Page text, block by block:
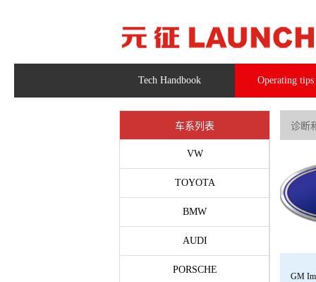
Tech Handbook Operating tips
车系列表
VW
TOYOTA
BMW
AUDI
PORSCHE
诊断
GM